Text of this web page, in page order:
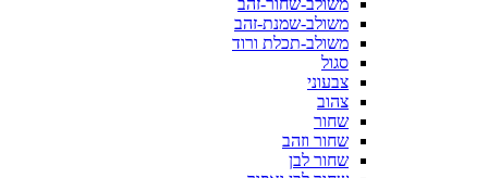
משולב-שמנת-זהב
משולב-תכלת ורוד
סגול
צבעוני
צהוב
שחור
שחור וזהב
שחור לבן